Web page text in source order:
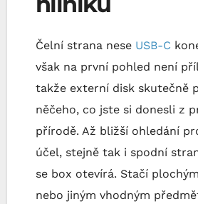
Čelní strana nese USB-C
však na první pohled není
takže externí disk skutečně
něčeho, co jste si donesli z
přírodě. Až bližší ohledání
účel, stejně tak i spodní
se box otevírá. Stačí
nebo jiným vhodným